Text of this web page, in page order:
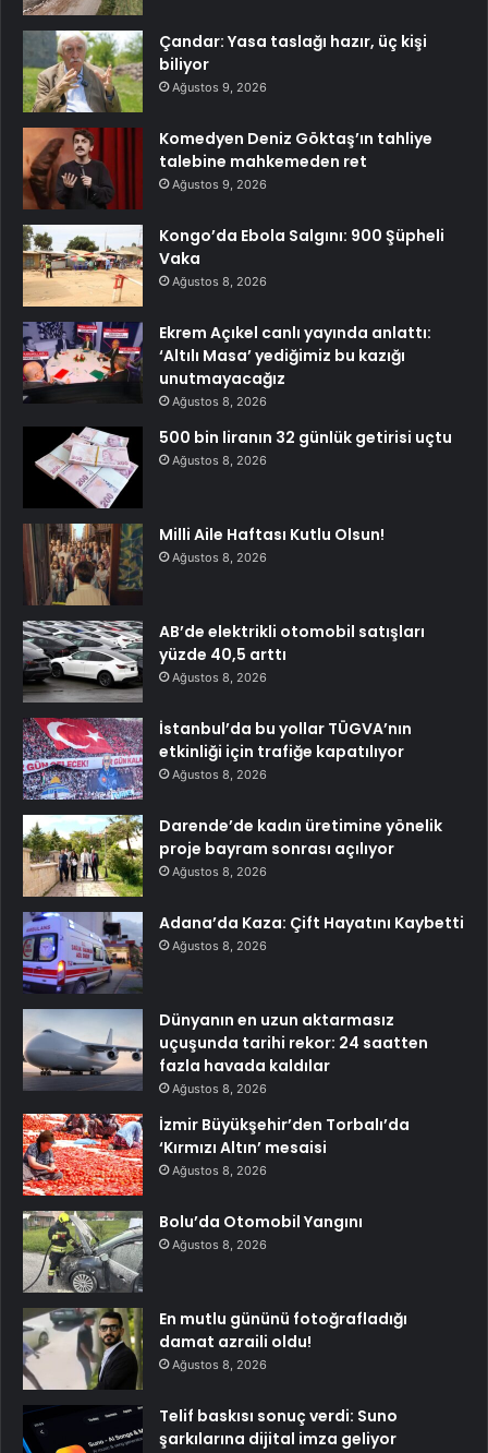
Çandar: Yasa taslağı hazır, üç kişi
biliyor
Ağustos 9, 2026
Komedyen Deniz Göktaş’ın tahliye
talebine mahkemeden ret
Ağustos 9, 2026
Kongo’da Ebola Salgını: 900 Şüpheli
Vaka
Ağustos 8, 2026
Ekrem Açıkel canlı yayında anlattı:
‘Altılı Masa’ yediğimiz bu kazığı
unutmayacağız
Ağustos 8, 2026
500 bin liranın 32 günlük getirisi uçtu
Ağustos 8, 2026
Milli Aile Haftası Kutlu Olsun!
Ağustos 8, 2026
AB’de elektrikli otomobil satışları
yüzde 40,5 arttı
Ağustos 8, 2026
İstanbul’da bu yollar TÜGVA’nın
etkinliği için trafiğe kapatılıyor
Ağustos 8, 2026
Darende’de kadın üretimine yönelik
proje bayram sonrası açılıyor
Ağustos 8, 2026
Adana’da Kaza: Çift Hayatını Kaybetti
Ağustos 8, 2026
Dünyanın en uzun aktarmasız
uçuşunda tarihi rekor: 24 saatten
fazla havada kaldılar
Ağustos 8, 2026
İzmir Büyükşehir’den Torbalı’da
‘Kırmızı Altın’ mesaisi
Ağustos 8, 2026
Bolu’da Otomobil Yangını
Ağustos 8, 2026
En mutlu gününü fotoğrafladığı
damat azraili oldu!
Ağustos 8, 2026
Telif baskısı sonuç verdi: Suno
şarkılarına dijital imza geliyor